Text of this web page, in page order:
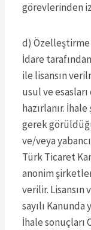
görevlerinden
d) Özelleştirme
İdare
ile lisansın
usul ve
hazırlanır.
gerek
ve/veya
Türk Ticaret
anonim
verilir.
sayılı
İhale sonuçları